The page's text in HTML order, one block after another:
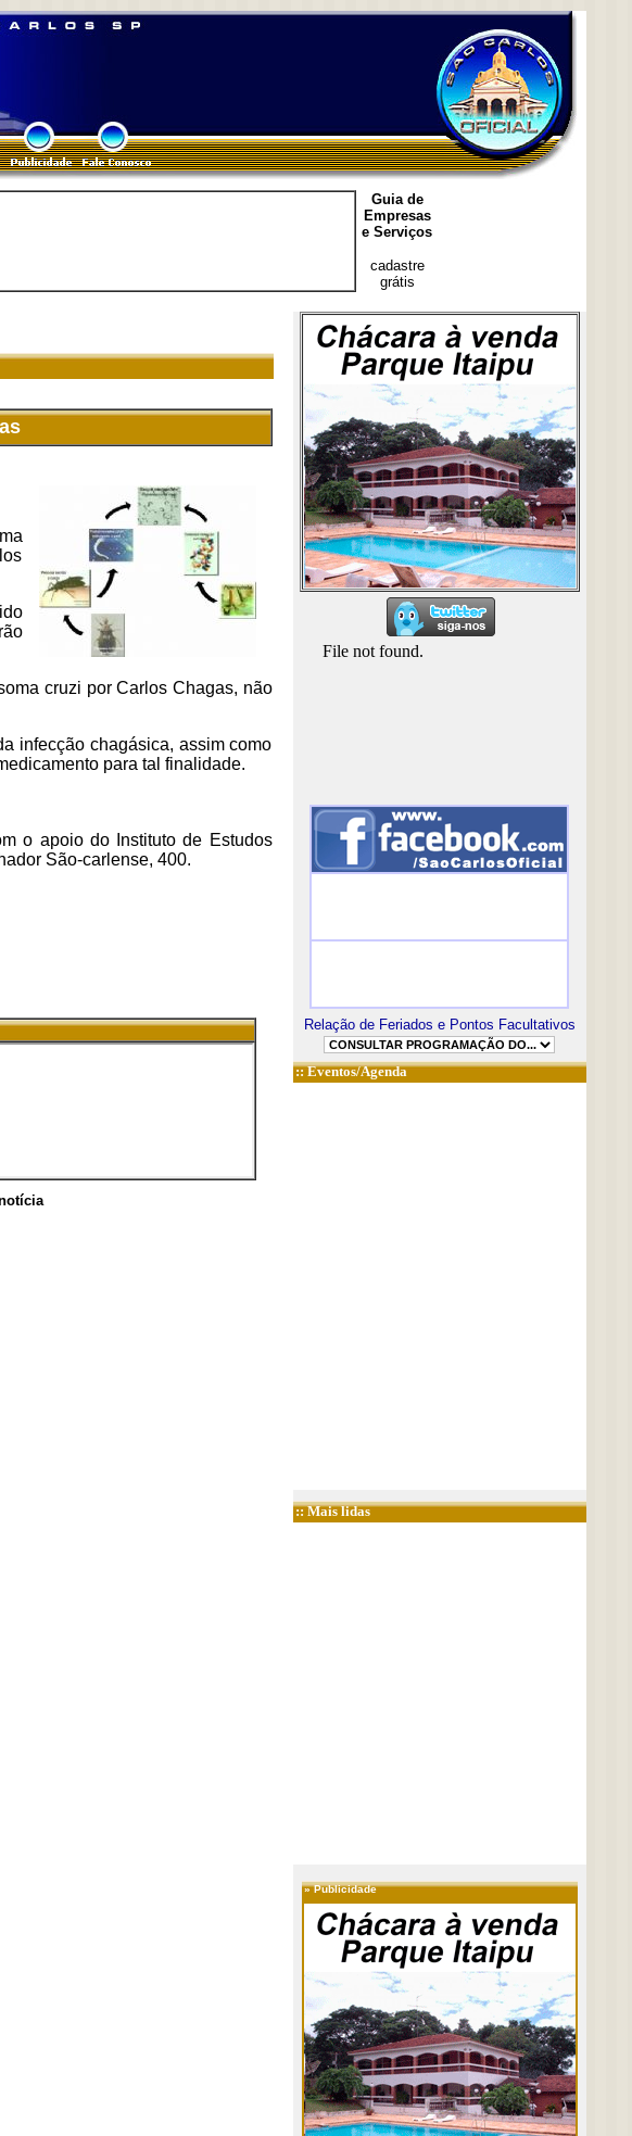
Guia de
Empresas
e Serviços
cadastre
grátis
cruzi por Carlos Chagas, não
infecção chagásica, assim como
para tal finalidade.
o apoio do Instituto de Estudos
São-carlense, 400.
Relação de Feriados e Pontos Facultativos
::Eventos/Agenda
:: Mais lidas
»Publicidade